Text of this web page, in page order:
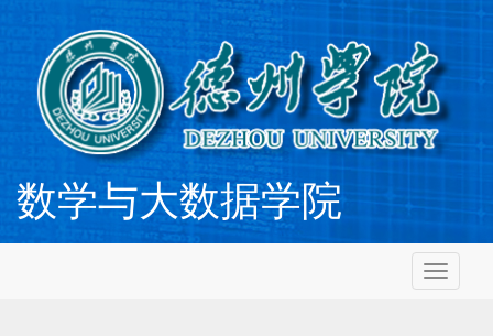
数学与大数据学院
切
换